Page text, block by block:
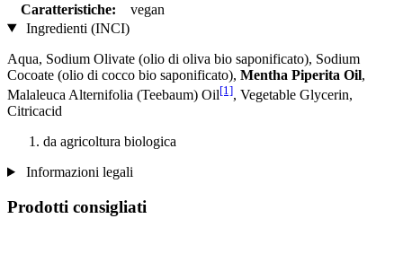
Caratteristiche:
vegan
Ingredienti (INCI)
Aqua, Sodium Olivate (olio di oliva bio saponificato), Sodium
Cocoate (olio di cocco bio saponificato), Mentha Piperita Oil,
Malaleuca Alternifolia (Teebaum) Oil[1], Vegetable Glycerin,
Citricacid
da agricoltura biologica
Informazioni legali
Prodotti consigliati